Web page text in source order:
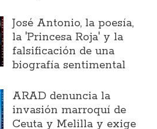
José Antonio, la poesía,
la 'Princesa Roja' y la
falsificación de una
biografía sentimental
ARAD denuncia la
invasión marroquí de
Ceuta y Melilla y exige